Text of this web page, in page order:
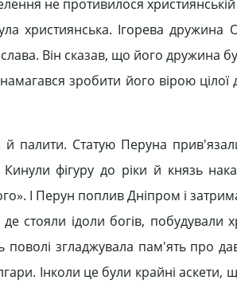
не противилося християнській
християнська. Ігорева дружина
Він сказав, що його дружина
зробити його вірою цілої
палити. Статую Перуна
фігуру до ріки й князь
І Перун поплив Дніпром і
стояли ідоли богів, побудували
згладжувала пам'ять про
Інколи це були крайні аскети,